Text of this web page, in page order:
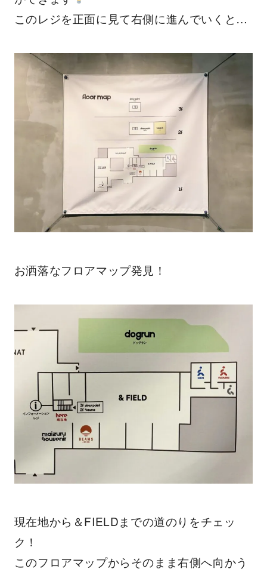
このレジを正面に見て右側に進んでいくと…
お洒落なフロアマップ発見！
現在地から＆FIELDまでの道のりをチェッ
ク！
このフロアマップからそのまま右側へ向かう